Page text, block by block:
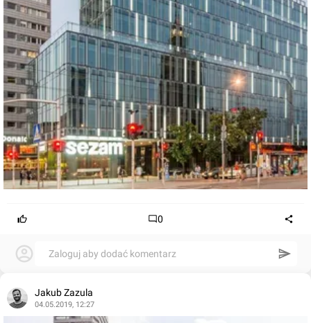
0
Zaloguj aby dodać komentarz
Jakub Zazula
04.05.2019, 12:27